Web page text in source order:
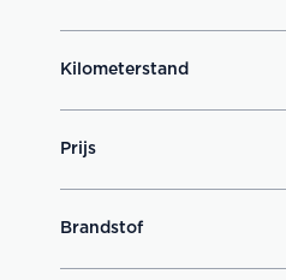
Kilometerstand
Prijs
Brandstof